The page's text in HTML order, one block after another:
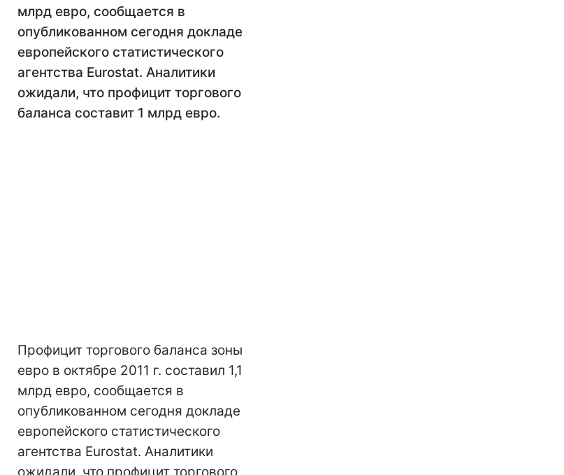
млрд евро, сообщается в
опубликованном сегодня докладе
европейского статистического
агентства Eurostat. Аналитики
ожидали, что профицит торгового
баланса составит 1 млрд евро.
Профицит торгового баланса зоны
евро в октябре 2011 г. составил 1,1
млрд евро, сообщается в
опубликованном сегодня докладе
европейского статистического
агентства Eurostat. Аналитики